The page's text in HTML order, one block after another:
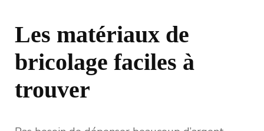
Les matériaux de
bricolage faciles à
trouver